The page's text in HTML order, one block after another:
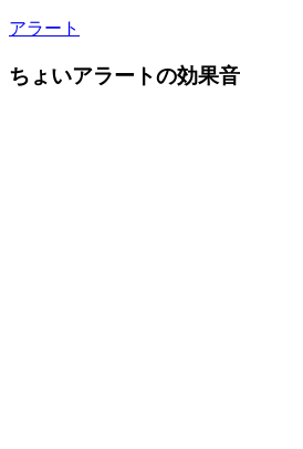
アラート
ちょいアラートの効果音